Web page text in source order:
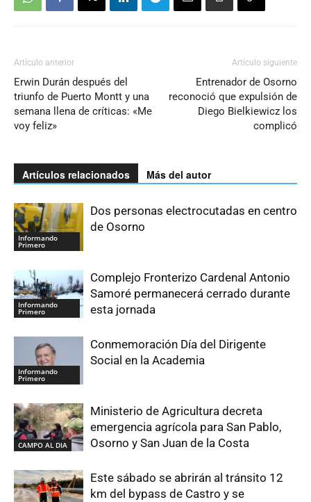
Artículo anterior
Erwin Durán después del
triunfo de Puerto Montt y una
semana llena de críticas: «Me
voy feliz»
Artículo siguiente
Entrenador de Osorno
reconoció que expulsión de
Diego Bielkiewicz los
complicó
Artículos relacionados Más del autor
Informando
Primero
Dos personas electrocutadas en centro
de Osorno
Informando
Primero
Complejo Fronterizo Cardenal Antonio
Samoré permanecerá cerrado durante
esta jornada
Informando
Primero
Conmemoración Día del Dirigente
Social en la Academia
CAMPO AL DIA
Ministerio de Agricultura decreta
emergencia agrícola para San Pablo,
Osorno y San Juan de la Costa
Este sábado se abrirán al tránsito 12
km del bypass de Castro y se